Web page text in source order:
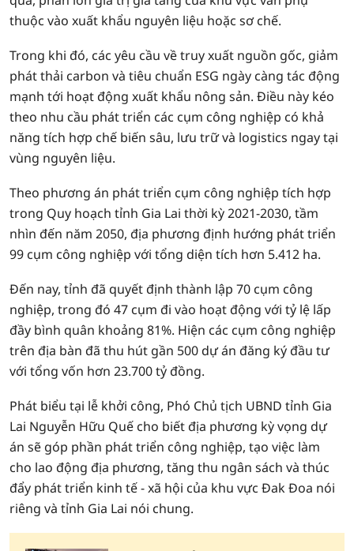
thuộc vào xuất khẩu nguyên liệu hoặc sơ chế.
Trong khi đó, các yêu cầu về truy xuất nguồn gốc, giảm
phát thải carbon và tiêu chuẩn ESG ngày càng tác động
mạnh tới hoạt động xuất khẩu nông sản. Điều này kéo
theo nhu cầu phát triển các cụm công nghiệp có khả
năng tích hợp chế biến sâu, lưu trữ và logistics ngay tại
vùng nguyên liệu.
Theo phương án phát triển cụm công nghiệp tích hợp
trong Quy hoạch tỉnh Gia Lai thời kỳ 2021-2030, tầm
nhìn đến năm 2050, địa phương định hướng phát triển
99 cụm công nghiệp với tổng diện tích hơn 5.412 ha.
Đến nay, tỉnh đã quyết định thành lập 70 cụm công
nghiệp, trong đó 47 cụm đi vào hoạt động với tỷ lệ lấp
đầy bình quân khoảng 81%. Hiện các cụm công nghiệp
trên địa bàn đã thu hút gần 500 dự án đăng ký đầu tư
với tổng vốn hơn 23.700 tỷ đồng.
Phát biểu tại lễ khởi công, Phó Chủ tịch UBND tỉnh Gia
Lai Nguyễn Hữu Quế cho biết địa phương kỳ vọng dự
án sẽ góp phần phát triển công nghiệp, tạo việc làm
cho lao động địa phương, tăng thu ngân sách và thúc
đẩy phát triển kinh tế - xã hội của khu vực Đak Đoa nói
riêng và tỉnh Gia Lai nói chung.